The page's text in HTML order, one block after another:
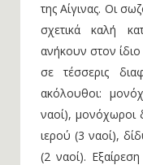
της Αίγινας. Οι
σχετικά καλή
ανήκουν στον
σε τέσσερις
ακόλουθοι:
ναοί), μονόχωροι
ιερού (3 ναοί),
(2 ναοί).